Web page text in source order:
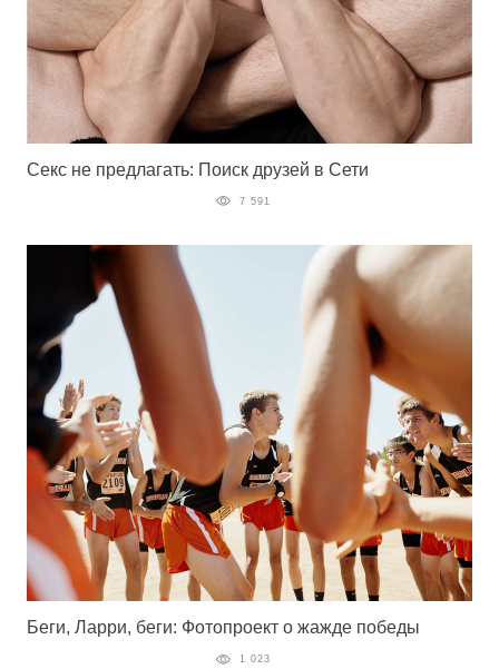
Секс не предлагать: Поиск друзей в Сети
7 591
Беги, Ларри, беги: Фотопроект о жажде победы
1 023